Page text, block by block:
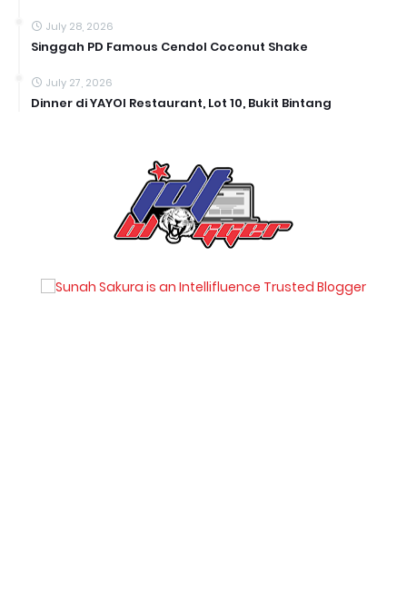
July 28, 2026
Singgah PD Famous Cendol Coconut Shake
July 27, 2026
Dinner di YAYOI Restaurant, Lot 10, Bukit Bintang